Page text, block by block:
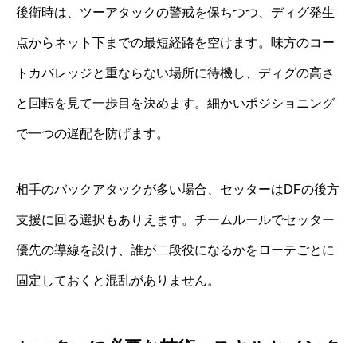
後衛時は、ツーアタックの警戒を保ちつつ、ディグ発生
点からネット下までの最短経路を空けます。味方のコー
トカバレッジと重ならない場所に待機し、ディグの高さ
と回転を見て一歩目を決めます。細かいポジショニング
で一つの遅配を防げます。
相手のバックアタックが多い場合、セッターはDFの後方
支援に回る選択もありえます。チームルールでセッター
優先の導線を設け、誰が二段役になるかをローテごとに
固定しておくと混乱がありません。